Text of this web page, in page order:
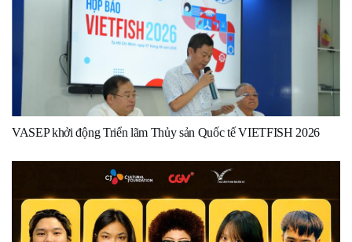
VASEP khởi động Triển lãm Thủy sản Quốc tế VIETFISH 2026